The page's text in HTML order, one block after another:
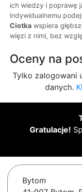
ich wiedzy i poprawę
indywidualnemu
Ciotka wspiera
więzi z nimi, bez
Oceny na
Tylko zalogowani
danych.
Gratulacje!
Bytom